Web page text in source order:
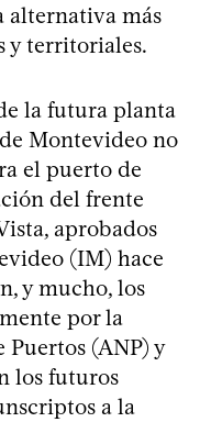
alternativa más
y territoriales.
la futura planta
Montevideo no
el puerto de
del frente
aprobados
(IM) hace
y mucho, los
por la
(ANP) y
los futuros
a la